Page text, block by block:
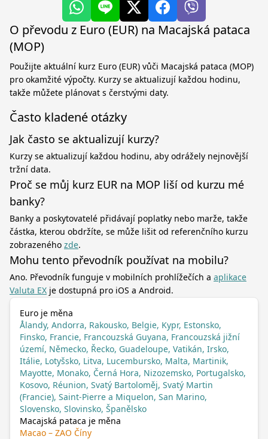
O převodu z Euro (EUR) na Macajská pataca
(MOP)
Použijte aktuální kurz Euro (EUR) vůči Macajská pataca (MOP)
pro okamžité výpočty. Kurzy se aktualizují každou hodinu,
takže můžete plánovat s čerstvými daty.
Často kladené otázky
Jak často se aktualizují kurzy?
Kurzy se aktualizují každou hodinu, aby odrážely nejnovější
tržní data.
Proč se můj kurz EUR na MOP liší od kurzu mé
banky?
Banky a poskytovatelé přidávají poplatky nebo marže, takže
částka, kterou obdržíte, se může lišit od referenčního kurzu
zobrazeného zde.
Mohu tento převodník používat na mobilu?
Ano. Převodník funguje v mobilních prohlížečích a aplikace
Valuta EX je dostupná pro iOS a Android.
Euro je měna
Ålandy, Andorra, Rakousko, Belgie, Kypr, Estonsko,
Finsko, Francie, Francouzská Guyana, Francouzská jižní
území, Německo, Řecko, Guadeloupe, Vatikán, Irsko,
Itálie, Lotyšsko, Litva, Lucembursko, Malta, Martinik,
Mayotte, Monako, Černá Hora, Nizozemsko, Portugalsko,
Kosovo, Réunion, Svatý Bartoloměj, Svatý Martin
(Francie), Saint-Pierre a Miquelon, San Marino,
Slovensko, Slovinsko, Španělsko
Macajská pataca je měna
Macao – ZAO Číny